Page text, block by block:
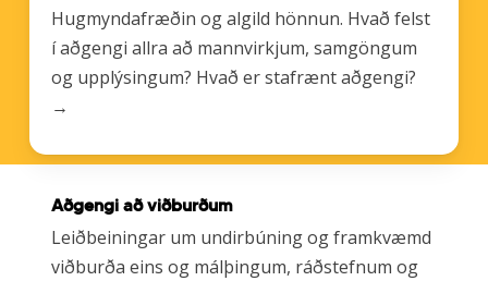
Hugmyndafræðin og algild hönnun. Hvað felst
í aðgengi allra að mannvirkjum, samgöngum
og upplýsingum? Hvað er stafrænt aðgengi?
→
upplýsingagátt
um
aðgengi
fyrir
Aðgengi að viðburðum
Leiðbeiningar um undirbúning og framkvæmd
viðburða eins og málþingum, ráðstefnum og
síðu
obi.is